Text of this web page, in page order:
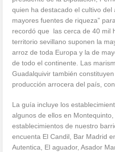
quien ha destacado el cultivo del
mayores fuentes de riqueza”
recordó que las cerca de 40 mil
territorio sevillano suponen la
arroz de toda Europa y la de
de todo el continente. Las
Guadalquivir también
producción arrocera del país,
La guía incluye los
algunos de ellos en
establecimientos de nuestro
encuenta El Candil, Bar Madrid
Autentica, El aguador, Asador